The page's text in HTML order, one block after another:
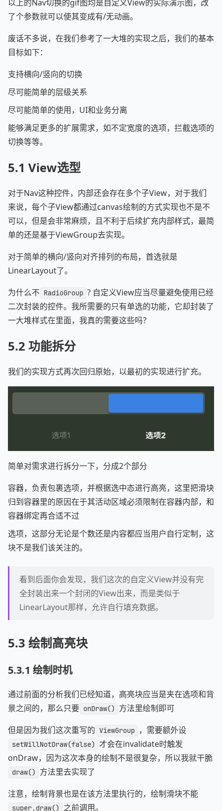
以上的Nav切换的gif图均是自定义View的实际演示图，改
了个参数就可以使其变成有/无动画。
废话不多说，在我们参考了一大堆的实现之后，我们的基本
目标如下：
支持横向/竖向的切换
尽可能简单的层级关系
尽可能简单的使用，UI和业务分离
能够满足更多的扩展需求，如不定宽度的选项，拦截选项的
切换等等。
5.1 View选型
对于Nav这种控件，内部还会存在多个子View，对于我们
来说，每个子View都通过canvas绘制的方式实现也不是不
可以，但是会非常麻烦，且不利于后续扩充内部样式，最简
单的还是基于ViewGroup去实现。
对于简单的横向/竖向对齐排列的布局，首选就是
LinearLayout了。
为什么不 RadioGroup ? 自定义View应当尽量避免使用已经
二次封装的控件。我所需要的只有单选的功能，它却封装了
一大堆样式在里面，我真的需要这些吗？
5.2 功能拆分
我们的实现方式再次回归原始，以最初的实现进行扩充。
简单对需求进行拆分一下，分成2个部分
容器，负责包裹选项，并根据选中态进行高亮，这里把滑块
归到容器里的原因在于其活动区域必须限制在容器内部，和
容器绑定再合适不过
选项，这部分无论是个数还是内容都应当用户自行定制，这
块不是我们该关注的。
看到后面你会发现，我们这次的自定义View并没有完
全封装出来一个封闭的View出来，而是类似于
LinearLayout那样，允许自行填充数据。
5.3 绘制高亮块
5.3.1 绘制时机
通过前面的分析我们已经知道，高亮块应当是夹在选项和背
景之间的，那么只要 onDraw()
方法里绘制即可
但是因为我们这次重写的 ViewGroup ，需要额外设
setWillNotDraw(false) 才会在invalidate时触发
onDraw，因为这次本身的绘制不是很复杂，所以我就干脆
draw()
方法里去实现了
注意，绘制背景也是在该方法里执行的，绘制滑块不能
super.draw() 之前调用。